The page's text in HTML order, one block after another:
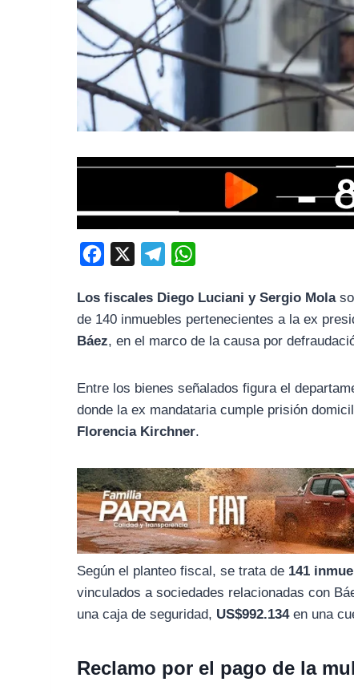
c
e
b
l
e
g
a
t
s
Los fiscales Diego Luciani y Sergio Mola
de 140 inmuebles pertenecientes a la ex
Báez, en el marco de la causa por
Entre los bienes señalados figura el
donde la ex mandataria cumple prisión
Florencia Kirchner.
Según el planteo fiscal, se trata de 141
vinculados a sociedades relacionadas con
una caja de seguridad, US$992.134en una
Reclamo por el pago de la